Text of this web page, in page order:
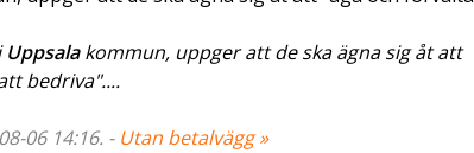
Uppsalakommun, uppger att de ska ägna sig åt att
bedriva"....
06 14:16. - Utan betalvägg »